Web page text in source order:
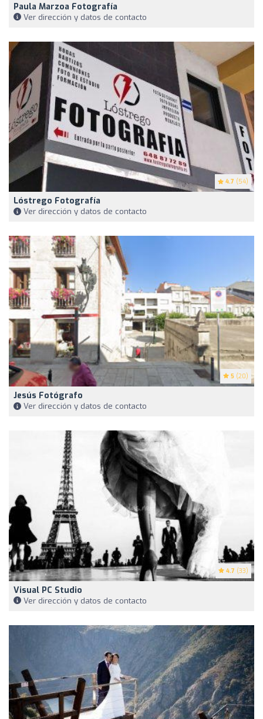
Paula Marzoa Fotografía
Ver dirección y datos de contacto
4.7 (54)
Lóstrego Fotografía
Ver dirección y datos de contacto
5 (20)
Jesús Fotógrafo
Ver dirección y datos de contacto
4.7 (33)
Visual PC Studio
Ver dirección y datos de contacto